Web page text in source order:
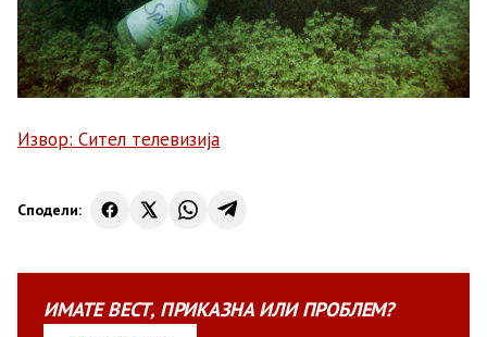
Извор: Сител телевизија
Сподели:
ИМАТЕВЕСТ, ПРИКАЗНАИЛИПРОБЛЕМ?